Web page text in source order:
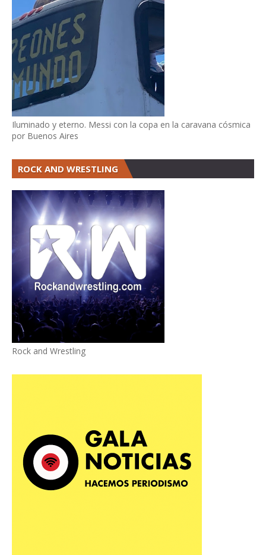
Iluminado y eterno. Messi con la copa en la caravana cósmica
por Buenos Aires
ROCK AND WRESTLING
Rock and Wrestling